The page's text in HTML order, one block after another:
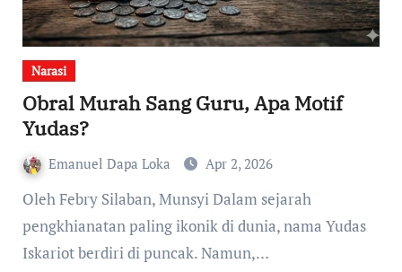
Narasi
Obral Murah Sang Guru, Apa Motif
Yudas?
Emanuel Dapa Loka Apr 2, 2026
Oleh Febry Silaban, Munsyi Dalam sejarah
pengkhianatan paling ikonik di dunia, nama Yudas
Iskariot berdiri di puncak. Namun,…